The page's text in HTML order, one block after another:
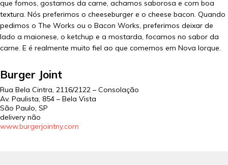
que fomos, gostamos da carne, achamos saborosa e com boa
textura. Nós preferimos o cheeseburger e o cheese bacon. Quando
pedimos o The Works ou o Bacon Works, preferimos deixar de
lado a maionese, o ketchup e a mostarda, focamos no sabor da
carne. E é realmente muito fiel ao que comemos em Nova Iorque.
Burger Joint
Rua Bela Cintra, 2116/2122 – Consolação
Av. Paulista, 854 – Bela Vista
São Paulo, SP
delivery não
www.burgerjointny.com